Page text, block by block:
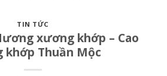
TIN TỨC
xương khớp – Cao
khớp Thuần Mộc